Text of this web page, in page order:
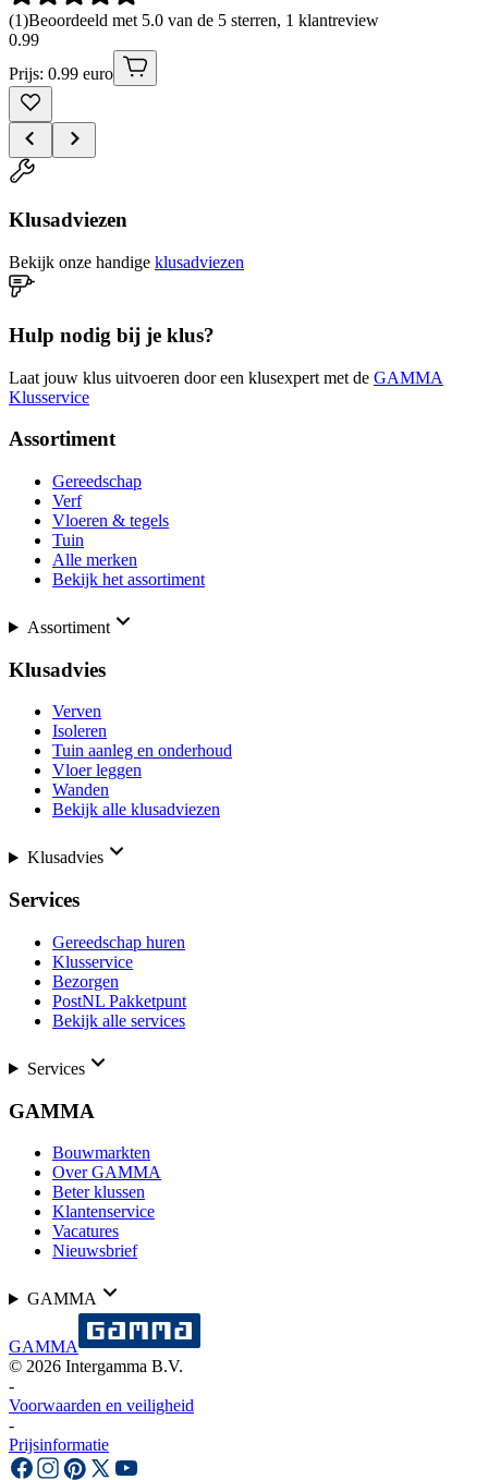
(1)Beoordeeld met 5.0 van de 5 sterren, 1 klantreview
0.99
Prijs: 0.99 euro
Klusadviezen
Bekijk onze handige klusadviezen
Hulp nodig bij je klus?
Laat jouw klus uitvoeren door een klusexpert met de GAMMA
Klusservice
Assortiment
Gereedschap
Verf
Vloeren & tegels
Tuin
Alle merken
Bekijk het assortiment
Assortiment
Klusadvies
Verven
Isoleren
Tuin aanleg en onderhoud
Vloer leggen
Wanden
Bekijk alle klusadviezen
Klusadvies
Services
Gereedschap huren
Klusservice
Bezorgen
PostNL Pakketpunt
Bekijk alle services
Services
GAMMA
Bouwmarkten
Over GAMMA
Beter klussen
Klantenservice
Vacatures
Nieuwsbrief
GAMMA
GAMMA
© 2026 Intergamma B.V.
-
Voorwaarden en veiligheid
-
Prijsinformatie